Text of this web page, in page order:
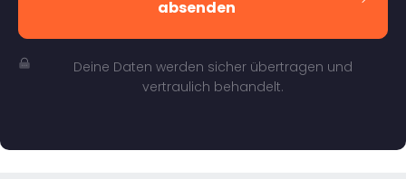
absenden
Deine Daten werden sicher übertragen und
vertraulich behandelt.